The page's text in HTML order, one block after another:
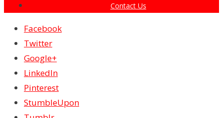
Contact Us
Facebook
Twitter
Google+
LinkedIn
Pinterest
StumbleUpon